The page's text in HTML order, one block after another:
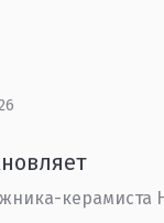
керамиста